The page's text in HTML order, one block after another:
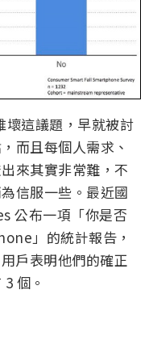
這議題，早就被討
而且每個人需求、
來其實非常難，不
信服一些。最近國
公布一項「你是否
」的統計報告，
戶表明他們的確正
個。